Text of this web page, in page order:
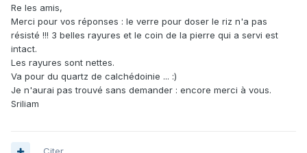
Re les amis,
Merci pour vos réponses : le verre pour doser le riz n'a pas
résisté !!! 3 belles rayures et le coin de la pierre qui a servi est
intact.
Les rayures sont nettes.
Va pour du quartz de calchédoinie ... :)
Je n'aurai pas trouvé sans demander : encore merci à vous.
Sriliam